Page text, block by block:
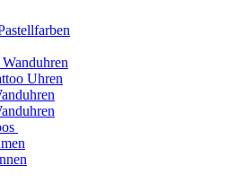
Uhren